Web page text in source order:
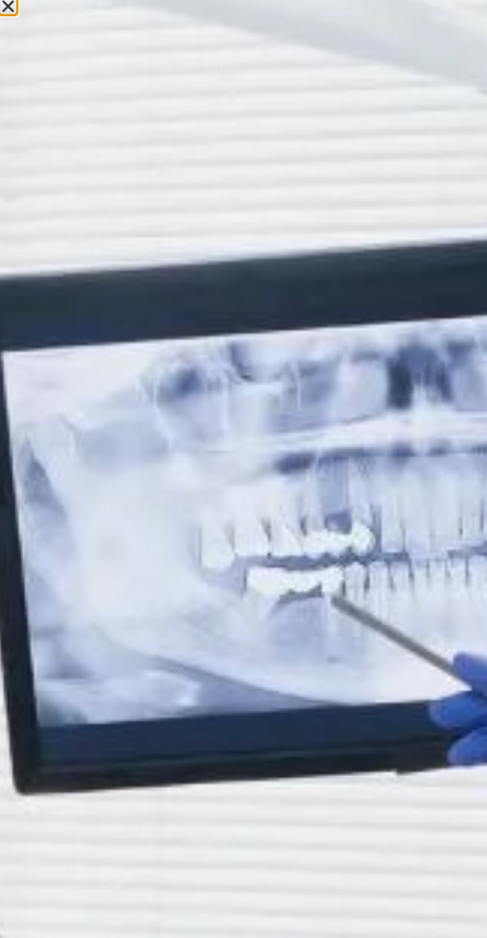
y eficaces
linguales y los tradicionales metálicos. Esto permite que
tanto adultos como niños puedan recibir tratamientos
En conclusión, la ortodoncia no solo transforma la
una inversión en salud integral.
Tipos de ortodoncia
disponibles en Clínica
Cedes cerca de
urbanización el Mas Nou
En Clínica Cedes Ribarroja trabajamos con distintos
sistemas ortodónticos para garantizar el mejor
resultado en cada paciente. Nuestro enfoque es
totalmente
y orientado al bienestar, la
comodidad y la eficacia.
1. Ortodoncia Invisible: Tu
sonrisa, sin que nadie lo note
La ortodoncia invisible, como Invisalign, consiste en
alineadores transparentes y removibles. Son ideales si
buscas una alternativa
estética y sin restricciones en
tu día a día
. Además, permiten una higiene dental mucho
más sencilla que los brackets tradicionales.